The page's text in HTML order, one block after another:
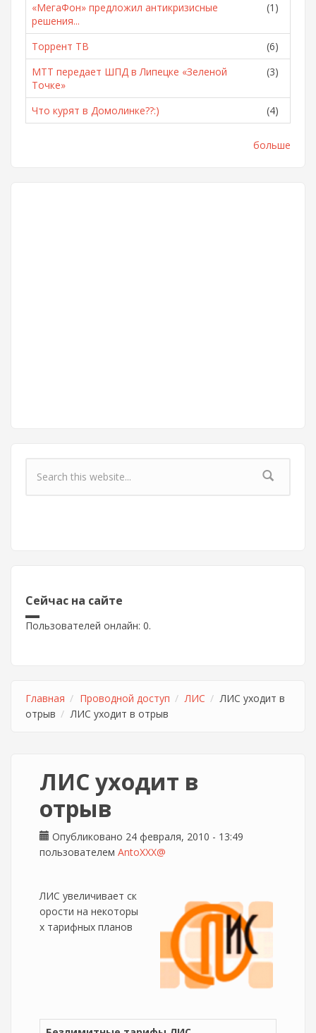
«МегаФон» предложил антикризисные
решения...
(1)
Торрент ТВ
(6)
МТТ передает ШПД в Липецке «Зеленой
Точке»
(3)
Что курят в Домолинке??:) (4)
больше
Форма поиска
Сейчас на сайте
Пользователей онлайн: 0.
Главная Проводной доступ ЛИС
ЛИС уходит в
отрыв
ЛИС уходит в отрыв
ЛИС уходит в
отрыв
Опубликовано 24 февраля, 2010 - 13:49
пользователем AntoXXX@
ЛИС увеличивает ск
орости на некоторы
х тарифных планов